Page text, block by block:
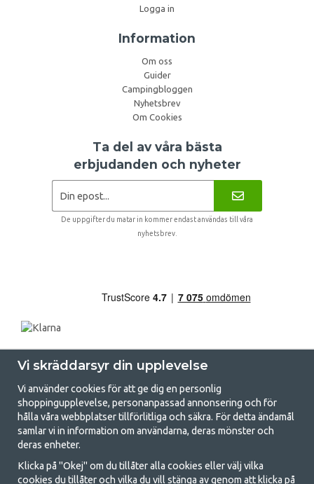
Logga in
Information
Om oss
Guider
Campingbloggen
Nyhetsbrev
Om Cookies
Ta del av våra bästa
erbjudanden och nyheter
De uppgifter du matar in kommer endast användas till våra
nyhetsbrev.
GetCamping.se - Din butik för camping
och uteliv
Vi skräddarsyr din upplevelse
Vi använder cookies för att ge dig en personlig
shoppingupplevelse, personanpassad annonsering och för
hålla våra webbplatser tillförlitliga och säkra. För detta ändamål
samlar vi in information om användarna, deras mönster och
deras enheter.
Klicka på "Okej" om du tillåter alla cookies eller välj vilka
cookies du tillåter och vilka du vill stänga av genom att klicka på